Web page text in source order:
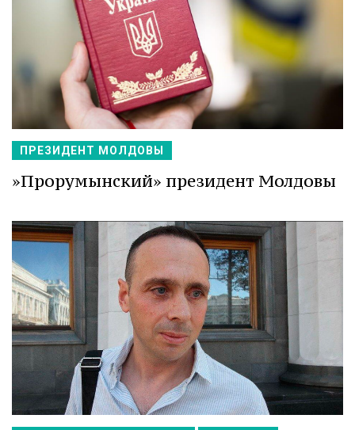
ПРЕЗИДЕНТ МОЛДОВЫ
»Прорумынский» президент Молдовы